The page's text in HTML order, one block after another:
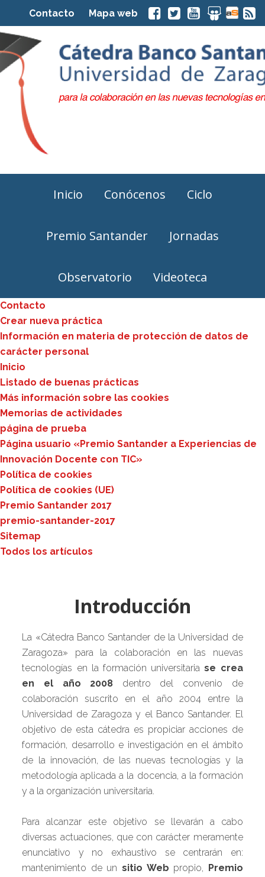
Contacto Mapa web
Inicio Conócenos Ciclo
Premio Santander Jornadas
Observatorio Videoteca
Contacto
Crear nueva práctica
Información en materia de protección de datos de
carácter personal
Inicio
Listado de buenas prácticas
Más información sobre las cookies
Memorias de actividades
página de prueba
Página usuario «Premio Santander a Experiencias de
Innovación Docente con TIC»
Política de cookies
Política de cookies (UE)
Premio Santander 2017
premio-santander-2017
Sitemap
Todos los artículos
Introducción
La «Cátedra Banco Santander de la Universidad de
Zaragoza» para la colaboración en las nuevas
tecnologías en la formación universitariase crea
en el año 2008 dentro del convenio de
colaboración suscrito en el año 2004 entre la
Universidad de Zaragoza y el Banco Santander. El
objetivo de esta cátedra es propiciar acciones de
formación, desarrollo e investigación en el ámbito
de la innovación, de las nuevas tecnologías y la
metodología aplicada a la docencia, a la formación
y a la organización universitaria.
Para alcanzar este objetivo se llevarán a cabo
diversas actuaciones, que con carácter meramente
enunciativo y no exhaustivo se centrarán en:
mantenimiento de un sitio Web propio, Premio